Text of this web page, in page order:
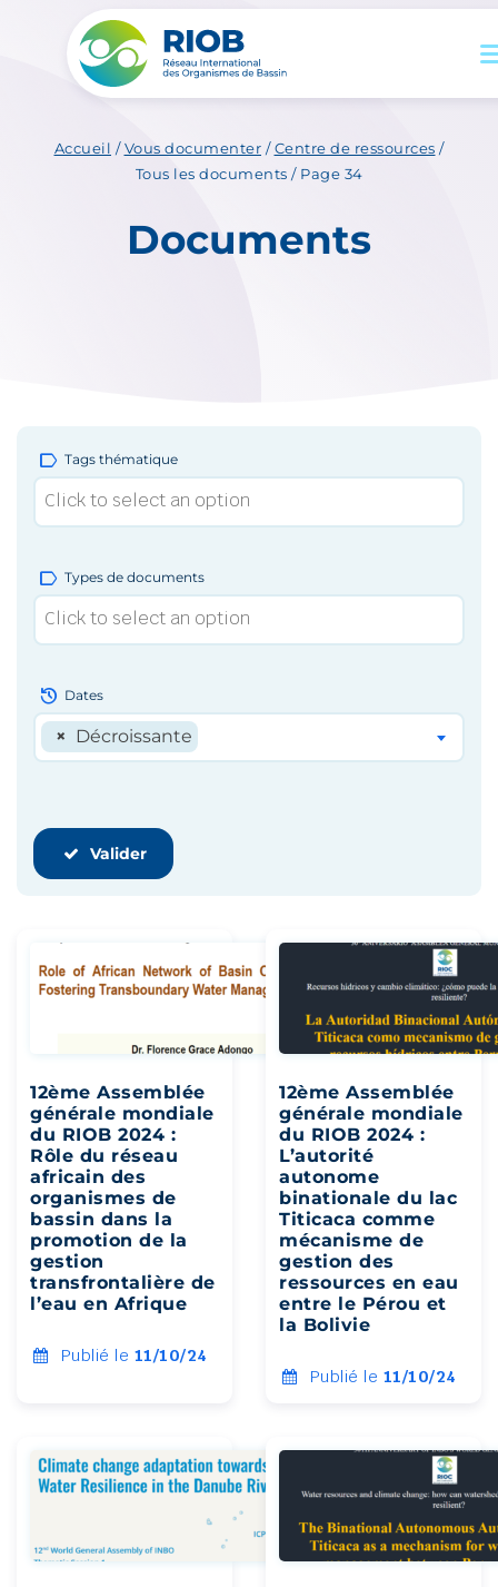
Accueil /Vous documenter /Centre de ressources /
Tous les documents / Page 34
Documents
label Tags thématique
label Types de documents
history Dates
× Décroissante
Valider
12ème Assemblée
générale mondiale
du RIOB 2024 :
Rôle du réseau
africain des
organismes de
bassin dans la
promotion de la
gestion
transfrontalière de
l’eau en Afrique
Publié le 11/10/24
12ème Assemblée
générale mondiale
du RIOB 2024 :
L’autorité
autonome
binationale du lac
Titicaca comme
mécanisme de
gestion des
ressources en eau
entre le Pérou et
la Bolivie
Publié le 11/10/24